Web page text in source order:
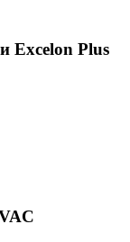
Excelon Plus